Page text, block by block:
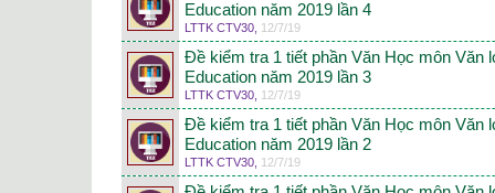
Education năm 2019 lần 4
LTTK CTV30 12/7/19
Đề kiểm tra 1 tiết phần Văn Học môn Văn
Education năm 2019 lần 3
LTTK CTV30 12/7/19
Đề kiểm tra 1 tiết phần Văn Học môn Văn
Education năm 2019 lần 2
LTTK CTV30 12/7/19